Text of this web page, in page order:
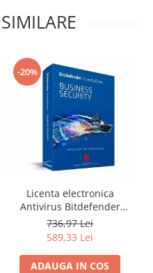
-20%
Licenta electronica
Antivirus Bitdefender
GravityZone Business
Security, 5 useri, 1 an -
securitate business
736,97 Lei
589,33 Lei
ADAUGA IN COS